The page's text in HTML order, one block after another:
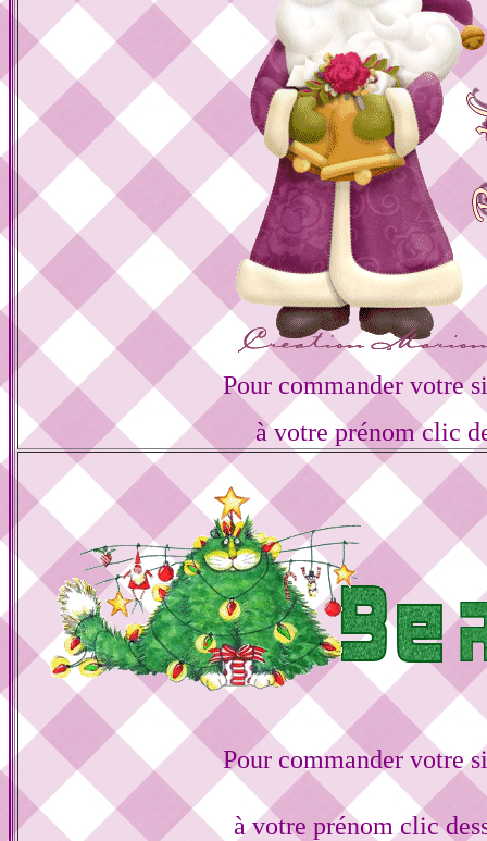
Pour commander votre
à votre prénom clic
Pour commander votre
à votre prénom clic